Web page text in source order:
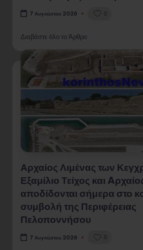
7 Αυγούστου 2026 0
Διαβάστε όλο το Άρθρο
Αρχαίος Λιμένας των
Εξαμίλιο Τείχος και
αποδίδονται σήμερα στο
συμβολή της Περιφέρειας
Πελοποννήσου
7 Αυγούστου 2026 0